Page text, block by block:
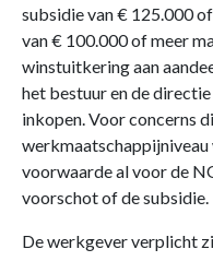
subsidie van € 125.000
van € 100.000 of meer
winstuitkering aan
het bestuur en de
inkopen. Voor concerns
voorwaarde al voor de
voorschot of de subsidie.
De werkgever verplicht